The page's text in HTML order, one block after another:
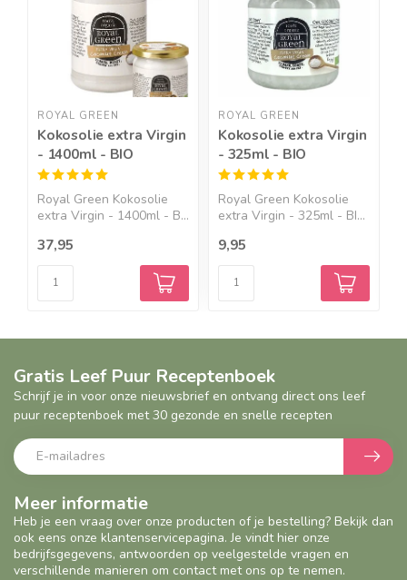
ROYAL GREEN
Kokosolie extra Virgin
- 1400ml - BIO
Royal Green Kokosolie
extra Virgin - 1400ml - B...
37,95
ROYAL GREEN
Kokosolie extra Virgin
- 325ml - BIO
Royal Green Kokosolie
extra Virgin - 325ml - BI...
9,95
Meer informatie
Heb je een vraag over onze producten of je bestelling? Bekijk dan
ook eens onze klantenservicepagina. Je vindt hier onze
bedrijfsgegevens, antwoorden op veelgestelde vragen en
verschillende manieren om contact met ons op te nemen.
Gratis Leef Puur Receptenboek
Schrijf je in voor onze nieuwsbrief en ontvang direct ons leef
puur receptenboek met 30 gezonde en snelle recepten